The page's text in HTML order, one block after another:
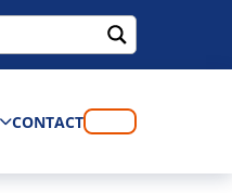
CONTACT